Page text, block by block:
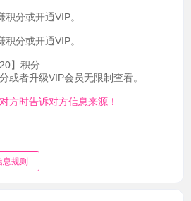
分或开通VIP。
分或开通VIP。
】积分
或者升级VIP会员无限制查看。
方时告诉对方信息来源！
息规则